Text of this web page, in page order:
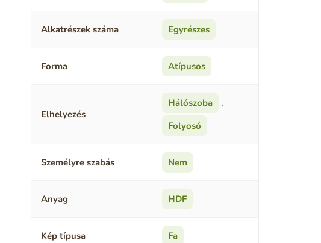
Alkatrészek száma Egyrészes
Forma Atípusos
Elhelyezés
Hálószoba
,
Folyosó
Személyre szabás Nem
Anyag HDF
Kép típusa Fa